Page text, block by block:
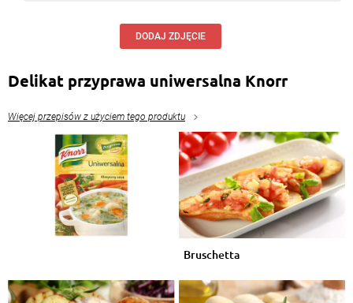
DODAJ ZDJĘCIE
Delikat przyprawa uniwersalna Knorr
Więcej przepisów z użyciem tego produktu
Bruschetta